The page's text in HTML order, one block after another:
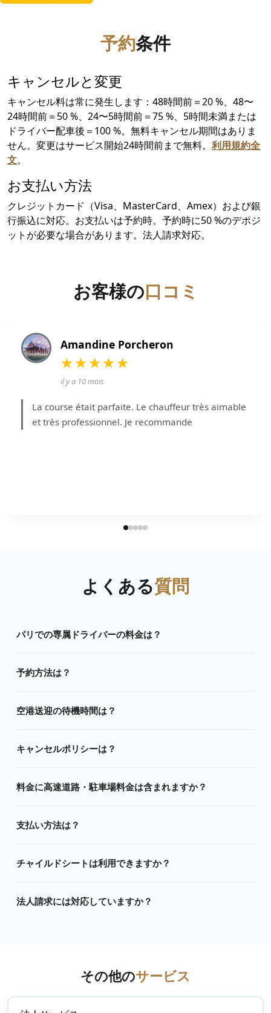
予約条件
キャンセルと変更
キャンセル料は常に発生します：48時間前＝20 %、48〜
24時間前＝50 %、24〜5時間前＝75 %、5時間未満または
ドライバー配車後＝100 %。無料キャンセル期間はありま
せん。変更はサービス開始24時間前まで無料。 利用規約全
文。
お支払い方法
クレジットカード（Visa、MasterCard、Amex）および銀
行振込に対応。お支払いは予約時。予約時に50 %のデポジ
ットが必要な場合があります。法人請求対応。
お客様の口コミ
Amandine Porcheron
★★★★★
il y a 10 mois
La course était parfaite. Le chauffeur très aimable
et très professionnel. Je recommande
よくある質問
パリでの専属ドライバーの料金は？
予約方法は？
空港送迎の待機時間は？
キャンセルポリシーは？
料金に高速道路・駐車場料金は含まれますか？
支払い方法は？
チャイルドシートは利用できますか？
法人請求には対応していますか？
その他のサービス